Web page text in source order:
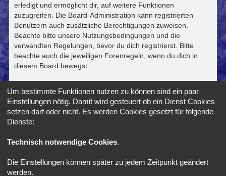
erledigt und ermöglicht dir, auf weitere Funktionen
zuzugreifen. Die Board-Administration kann registrierten
Benutzern auch zusätzliche Berechtigungen zuweisen.
Beachte bitte unsere Nutzungsbedingungen und die
verwandten Regelungen, bevor du dich registrierst. Bitte
beachte auch die jeweiligen Forenregeln, wenn du dich in
diesem Board bewegst.
Nutzungsbedingungen|Datenschutzerklärung
Registrieren
*SE Gamer Style byphpBB Styles
Um bestimmte Funktionen nutzen zu können sind ein paar
Einstellungen nötig. Damit wird gesteuert ob ein Dienst Cookies
setzen darf oder nicht. Es werden Cookies gesetzt für folgende
Dienste:
Technisch notwendige Cookies.
Die Einstellungen können später zu jedem Zeitpunkt geändert
werden.